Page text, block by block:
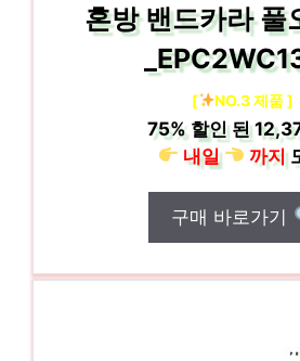
혼방 밴드카라 풀
[ NO.3 제품 ]
75%할인 된
내일
까지
구매 바로가기